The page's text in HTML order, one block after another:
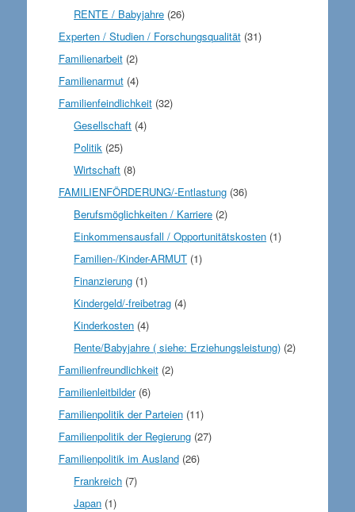
RENTE / Babyjahre (26)
Experten / Studien / Forschungsqualität(31)
Familienarbeit(2)
Familienarmut(4)
Familienfeindlichkeit(32)
Gesellschaft (4)
Politik (25)
Wirtschaft (8)
FAMILIENFÖRDERUNG/-Entlastung(36)
Berufsmöglichkeiten / Karriere (2)
Einkommensausfall / Opportunitätskosten (1)
Familien-/Kinder-ARMUT (1)
Finanzierung (1)
Kindergeld/-freibetrag (4)
Kinderkosten (4)
Rente/Babyjahre ( siehe: Erziehungsleistung) (2)
Familienfreundlichkeit(2)
Familienleitbilder(6)
Familienpolitik der Parteien(11)
Familienpolitik der Regierung(27)
Familienpolitik im Ausland(26)
Frankreich (7)
Japan (1)